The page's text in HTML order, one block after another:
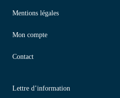
Mentions légales
Mon compte
Contact
Lettre d’information